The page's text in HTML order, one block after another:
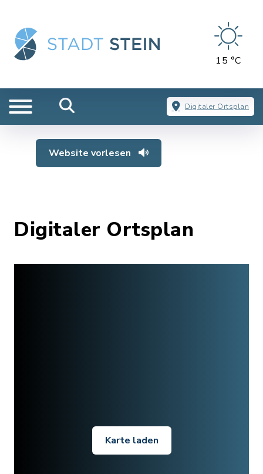
15 °C
Digitaler Ortsplan
Website vorlesen
Digitaler Ortsplan
Karte laden